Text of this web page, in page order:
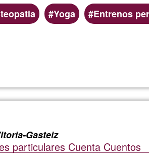
Yoga Entrenos
Gasteiz
particulares Cuenta Cuentos